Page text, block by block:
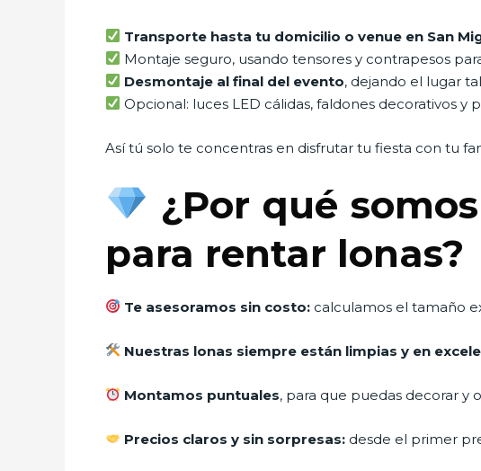
Transporte hasta tu domicilio o venue en San
Montaje seguro, usando tensores y contrapesos
Desmontaje al final del evento, dejando el lugar
Opcional: luces LED cálidas, faldones decorativos y
Así tú solo te concentras en disfrutar tu fiesta con tu
¿Por qué
para rentar lonas?
Te asesoramos sin costo: calculamos el tamaño
Nuestras lonas siempre están limpias y en
Montamos puntuales, para que puedas decorar y
Precios claros y sin sorpresas: desde el primer